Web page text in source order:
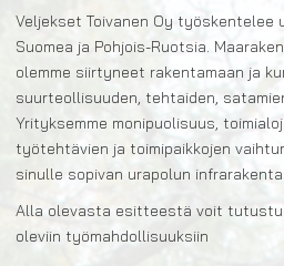
Veljekset Toivanen Oy työskentelee
Suomea ja Pohjois-Ruotsia.
olemme siirtyneet rakentamaan ja
suurteollisuuden, tehtaiden,
Yrityksemme monipuolisuus,
työtehtävien ja toimipaikkojen
sinulle sopivan urapolun
Alla olevasta esitteestä voit
oleviin työmahdollisuuksiin